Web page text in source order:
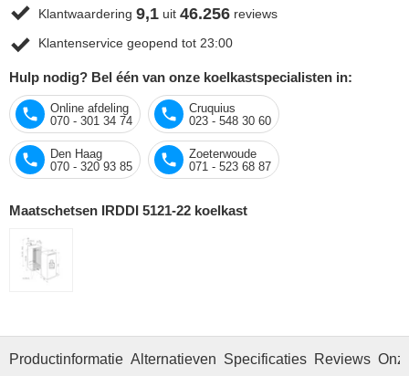
Klantwaardering 9,1 uit 46.256 reviews
Klantenservice geopend tot 23:00
Hulp nodig? Bel één van onze koelkastspecialisten in:
Online afdeling
070 - 301 34 74
Cruquius
023 - 548 30 60
Den Haag
070 - 320 93 85
Zoeterwoude
071 - 523 68 87
Maatschetsen IRDDI 5121-22 koelkast
Productinformatie Alternatieven Specificaties Reviews